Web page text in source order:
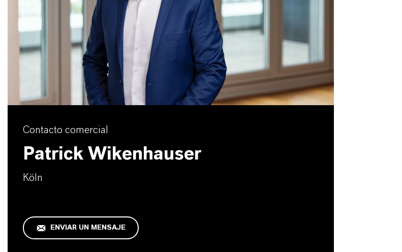
Contacto comercial
Patrick Wikenhauser
Köln
ENVIAR UN MENSAJE